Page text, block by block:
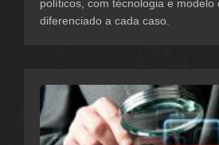
políticos, com técnologia e modelo
diferenciado a cada caso.